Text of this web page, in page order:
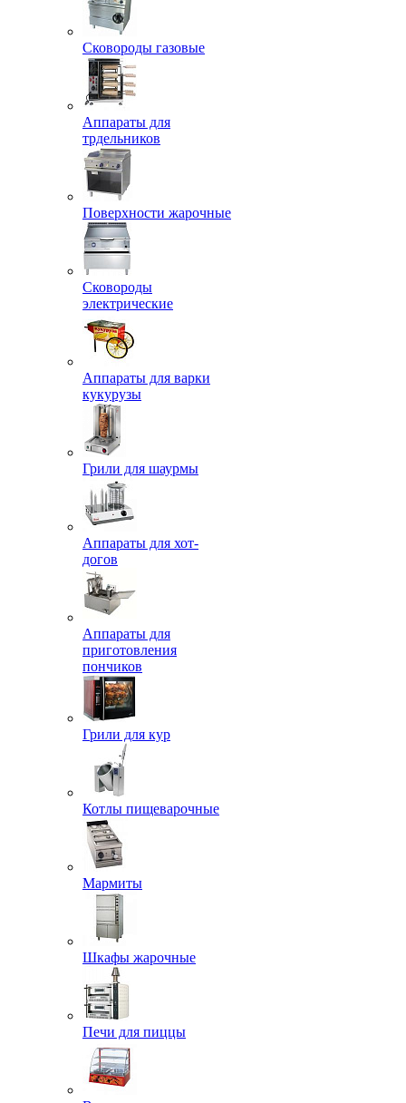
Сковороды газовые
Аппараты для
трдельников
Поверхности жарочные
Сковороды
электрические
Аппараты для варки
кукурузы
Грили для шаурмы
Аппараты для хот-
догов
Аппараты для
приготовления
пончиков
Грили для кур
Котлы пищеварочные
Мармиты
Шкафы жарочные
Печи для пиццы